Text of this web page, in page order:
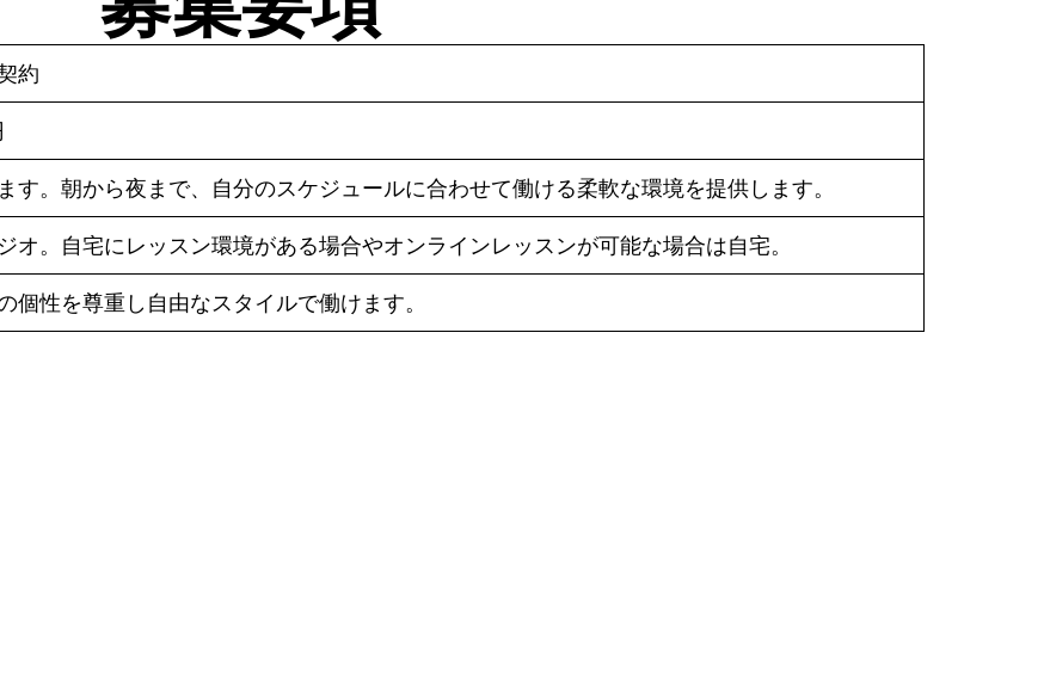
約
す。朝から夜まで、自分のスケジュールに合わせて働ける柔軟な環境を提供します。
オ。自宅にレッスン環境がある場合やオンラインレッスンが可能な場合は自宅。
個性を尊重し自由なスタイルで働けます。